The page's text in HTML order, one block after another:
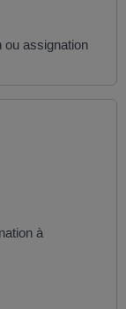
ou assignation
à